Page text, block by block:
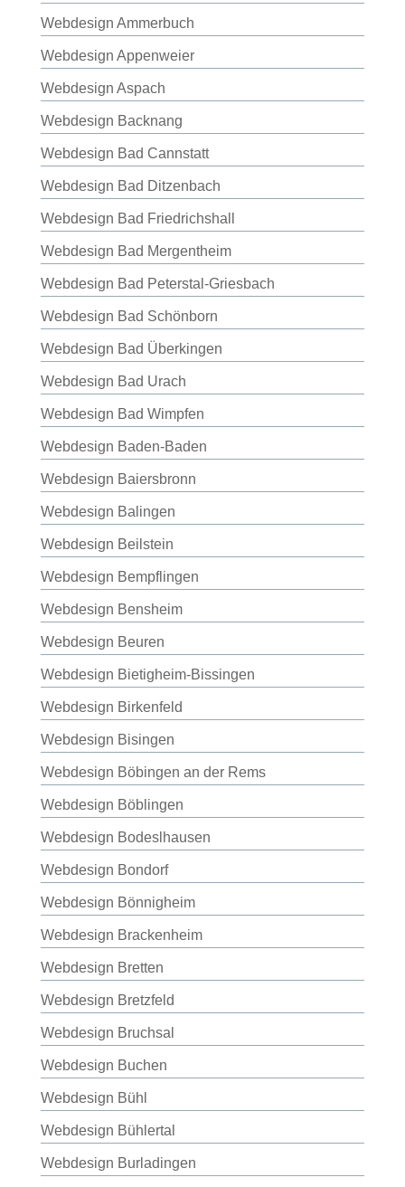
Webdesign Ammerbuch
Webdesign Appenweier
Webdesign Aspach
Webdesign Backnang
Webdesign Bad Cannstatt
Webdesign Bad Ditzenbach
Webdesign Bad Friedrichshall
Webdesign Bad Mergentheim
Webdesign Bad Peterstal-Griesbach
Webdesign Bad Schönborn
Webdesign Bad Überkingen
Webdesign Bad Urach
Webdesign Bad Wimpfen
Webdesign Baden-Baden
Webdesign Baiersbronn
Webdesign Balingen
Webdesign Beilstein
Webdesign Bempflingen
Webdesign Bensheim
Webdesign Beuren
Webdesign Bietigheim-Bissingen
Webdesign Birkenfeld
Webdesign Bisingen
Webdesign Böbingen an der Rems
Webdesign Böblingen
Webdesign Bodeslhausen
Webdesign Bondorf
Webdesign Bönnigheim
Webdesign Brackenheim
Webdesign Bretten
Webdesign Bretzfeld
Webdesign Bruchsal
Webdesign Buchen
Webdesign Bühl
Webdesign Bühlertal
Webdesign Burladingen